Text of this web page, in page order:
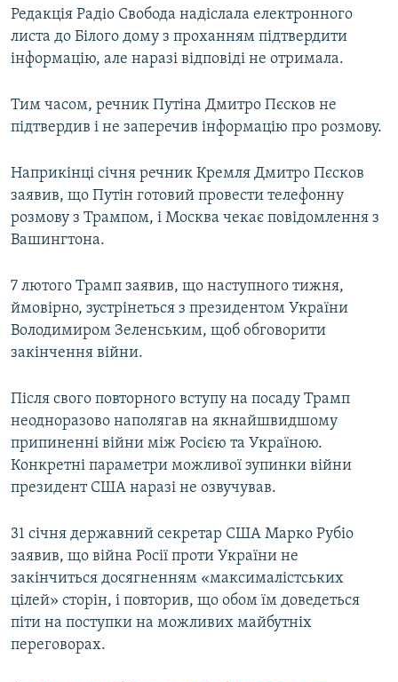
Редакція Радіо Свобода надіслала електронного
листа до Білого дому з проханням підтвердити
інформацію, але наразі відповіді не отримала.
Тим часом, речник Путіна Дмитро Пєсков не
підтвердив і не заперечив інформацію про розмову.
Наприкінці січня речник Кремля Дмитро Пєсков
заявив, що Путін готовий провести телефонну
розмову з Трампом, і Москва чекає повідомлення з
Вашингтона.
7 лютого Трамп заявив, що наступного тижня,
ймовірно, зустрінеться з президентом України
Володимиром Зеленським, щоб обговорити
закінчення війни.
Після свого повторного вступу на посаду Трамп
неодноразово наполягав на якнайшвидшому
припиненні війни між Росією та Україною.
Конкретні параметри можливої зупинки війни
президент США наразі не озвучував.
31 січня державний секретар США Марко Рубіо
заявив, що війна Росії проти України не
закінчиться досягненням «максималістських
цілей» сторін, і повторив, що обом їм доведеться
піти на поступки на можливих майбутніх
переговорах.